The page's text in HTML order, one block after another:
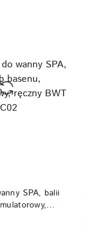
SPA, balii
KOSZYKA